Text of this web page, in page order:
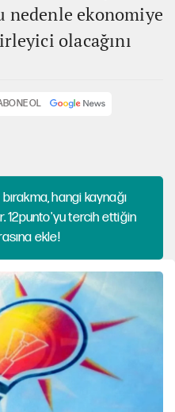
nedenle ekonomiye
olacağını
OL
hangi kaynağı
12punto'yu tercih ettiğin
ekle!